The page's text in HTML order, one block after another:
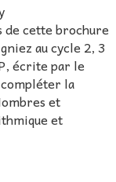
de cette brochure
au cycle 2, 3
écrite par le
la
et
et